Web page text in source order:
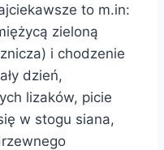
to m.in:
zieloną
i chodzenie
dzień,
lizaków, picie
w stogu siana,